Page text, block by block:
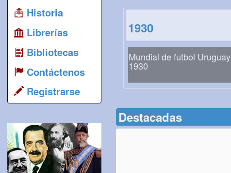
Historia
Librerías
Bibliotecas
Contáctenos
Registrarse
1930
Mundial de futbol Uruguay
1930
Destacadas